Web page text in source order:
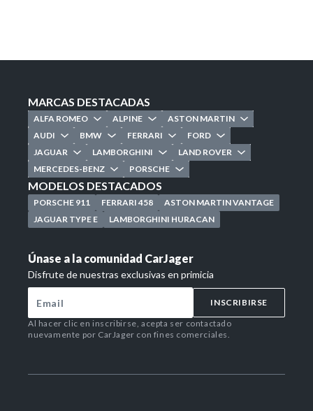
MARCAS DESTACADAS
ALFA ROMEO ALPINE
ASTON MARTIN
AUDI
BMW FERRARI
FORD
JAGUAR
LAMBORGHINI
LAND ROVER
MERCEDES-BENZ
PORSCHE
MODELOS DESTACADOS
PORSCHE 911 FERRARI 458
ASTON MARTIN VANTAGE
JAGUAR TYPE E
LAMBORGHINI HURACAN
Únase a la comunidad CarJager
Disfrute de nuestras exclusivas en primicia
INSCRIBIRSE
Al hacer clic en inscribirse, acepta ser contactado
nuevamente por CarJager con fines comerciales.